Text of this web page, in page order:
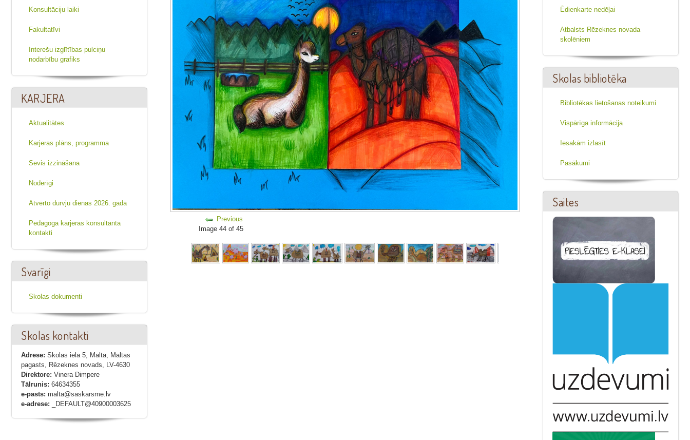
Konsultāciju laiki
Fakultatīvi
Interešu izglītības pulciņu
nodarbību grafiks
KARJERA
Aktualitātes
Karjeras plāns, programma
Sevis izzināšana
Noderīgi
Atvērto durvju dienas 2026. gadā
Pedagoga karjeras konsultanta
kontakti
Svarīgi
Skolas dokumenti
Skolas kontakti
Adrese: Skolas iela 5, Malta, Maltas
pagasts, Rēzeknes novads, LV-4630
Direktore: Vinera Dimpere
Tālrunis: 64634355
e-pasts: malta@saskarsme.lv
e-adrese: _DEFAULT@40900003625
Ēdienkarte nedēļai
Atbalsts Rēzeknes novada
skolēniem
Skolas bibliotēka
Bibliotēkas lietošanas noteikumi
Vispārīga informācija
Iesakām izlasīt
Pasākumi
Saites
Previous
Image 44 of 45